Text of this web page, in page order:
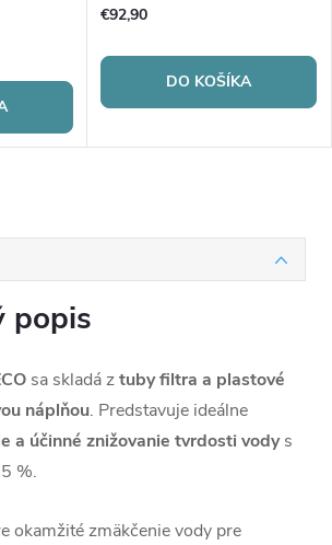
popis
sa skladá ztuby filtra a plastové
náplňou. Predstavuje ideálne
a účinné znižovanie tvrdosti vodys
%.
okamžité zmäkčenie vody pre
€92,90
DO KOŠÍKA